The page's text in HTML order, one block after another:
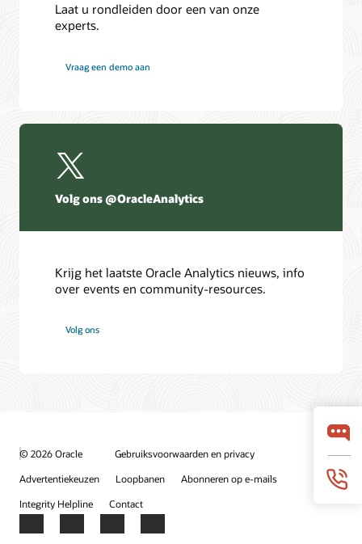
Laat u rondleiden door een van onze
experts.
Vraag een demo aan
Volg ons @OracleAnalytics
Krijg het laatste Oracle Analytics nieuws, info
over events en community-resources.
Volg ons
© 2026 Oracle
Gebruiksvoorwaarden en privacy
Advertentiekeuzen
Loopbanen
Abonneren op e-mails
Integrity Helpline
Contact
Facebook
X LinkedInYouTube